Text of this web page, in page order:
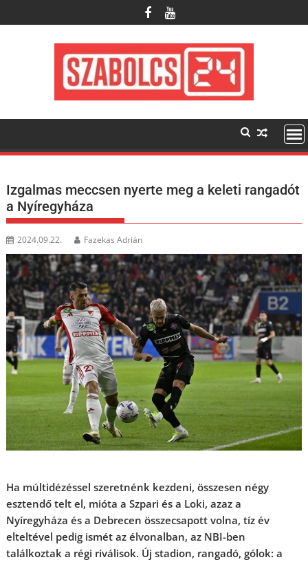
to
Izgalmas meccsen nyerte meg a keleti rangadót
a Nyíregyháza
2024.09.22. Fazekas Adrián
Ha múltidézéssel szeretnénk kezdeni, összesen négy
esztendő telt el, mióta a Szpari és a Loki, azaz a
Nyíregyháza és a Debrecen összecsapott volna, tíz év
elteltével pedig ismét az élvonalban, az NBI-ben
találkoztak a régi riválisok. Új stadion, rangadó, gólok: a